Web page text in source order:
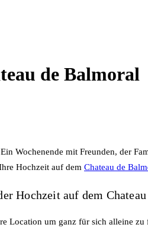
de Balmoral
Wochenende mit Freunden, der
Hochzeit auf dem Chateau de
Hochzeit auf dem
Location um ganz für sich alleine